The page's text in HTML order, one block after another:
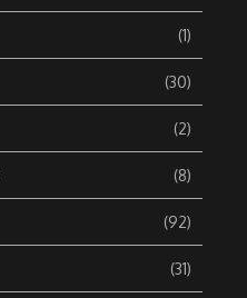
(1)
(30)
(2)
(8)
(92)
(31)